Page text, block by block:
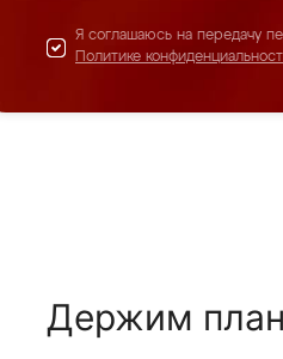
Я соглашаюсь на передачу
Политике
Держим